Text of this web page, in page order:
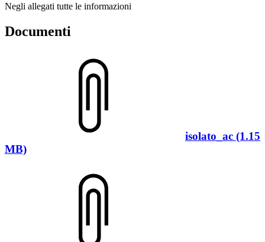
Negli allegati tutte le informazioni
Documenti
isolato_ac (1.15
MB)